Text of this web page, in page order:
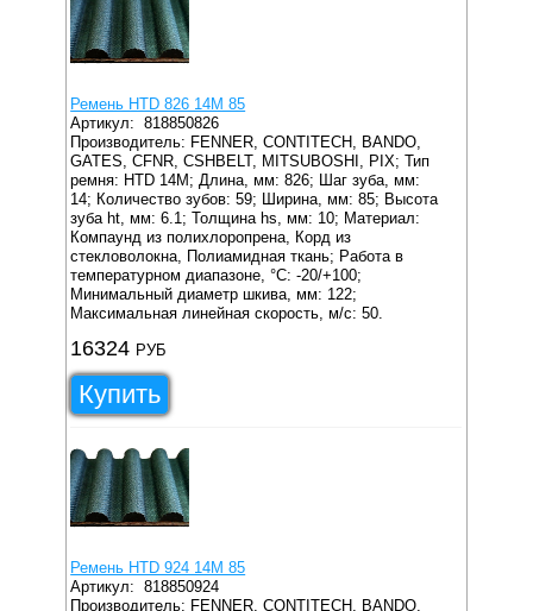
Ремень HTD 826 14M 85
Артикул:818850826
Производитель: FENNER, CONTITECH, BANDO,
GATES, CFNR, CSHBELT, MITSUBOSHI, PIX; Тип
ремня: HTD 14M; Длина, мм: 826; Шаг зуба, мм:
14; Количество зубов: 59; Ширина, мм: 85; Высота
зуба ht, мм: 6.1; Толщина hs, мм: 10; Материал:
Компаунд из полихлоропрена, Корд из
стекловолокна, Полиамидная ткань; Работа в
температурном диапазоне, °C: -20/+100;
Минимальный диаметр шкива, мм: 122;
Максимальная линейная скорость, м/с: 50.
16324 РУБ
Купить
Ремень HTD 924 14M 85
Артикул:818850924
Производитель: FENNER, CONTITECH, BANDO,